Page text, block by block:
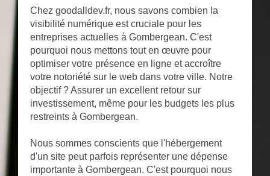
Chez goodalldev.fr, nous savons combien la
visibilité numérique est cruciale pour les
entreprises actuelles à Gombergean. C'est
pourquoi nous mettons tout en œuvre pour
optimiser votre présence en ligne et accroître
votre notoriété sur le web dans votre ville. Notre
objectif ? Assurer un excellent retour sur
investissement, même pour les budgets les plus
restreints à Gombergean.
Nous sommes conscients que l'hébergement
d'un site peut parfois représenter une dépense
importante à Gombergean. C'est pourquoi nous